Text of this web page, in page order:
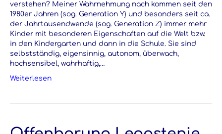
verstehen? Meiner Wahrnehmung nach kommen seit den
1980er Jahren (sog. Generation Y) und besonders seit ca.
der Jahrtausendwende (sog. Generation Z) immer mehr
Kinder mit besonderen Eigenschaften auf die Welt bzw.
in den Kindergarten und dann in die Schule. Sie sind
selbstständig, eigensinnig, autonom, überwach,
hochsensibel, wahrhaftig,…
Weiterlesen